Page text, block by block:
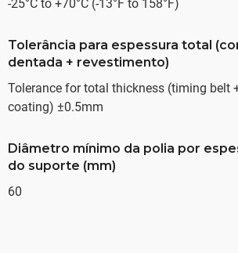
-25°C to +70°C (-13°F to 158°F)
Tolerância para espessura total
dentada + revestimento)
Tolerance for total thickness (timing belt
coating) ±0.5mm
Diâmetro mínimo da polia por
do suporte (mm)
60